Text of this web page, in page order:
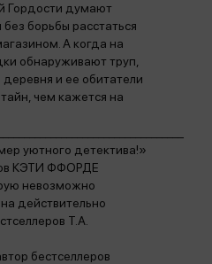
Гордости думают
борьбы расстаться
А когда на
обнаруживают труп,
и ее обитатели
чем кажется на
уютного детектива!»
КЭТИ ФФОРДЕ
невозможно
действительно
Т.А.
бестселлеров